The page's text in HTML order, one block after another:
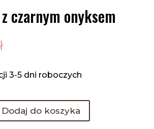
czarnym onyksem
3-5 dni roboczych
Dodaj do koszyka